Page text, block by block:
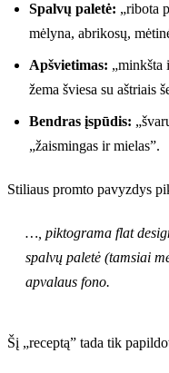
Spalvų paletė: „ribota
mėlyna, abrikosų,
Apšvietimas: „minkšta
žema šviesa su aštriais
Bendras įspūdis:
„žaismingas ir mielas”.
Stiliaus promto pavyzdys
…, piktograma flat
spalvų paletė (tamsiai
apvalaus fono.
Šį „receptą” tada tik